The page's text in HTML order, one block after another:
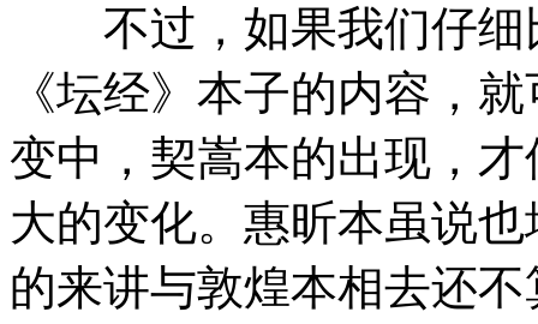
不过，如果我们仔细
《坛经》本子的内容，
变中，契嵩本的出现，
大的变化。惠昕本虽说
的来讲与敦煌本相去还